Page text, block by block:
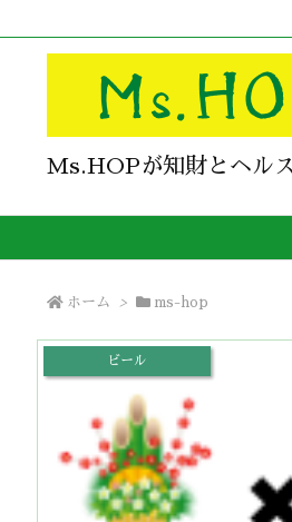
Ms.HOPが知財とヘル
ホーム > ms-hop
ビール